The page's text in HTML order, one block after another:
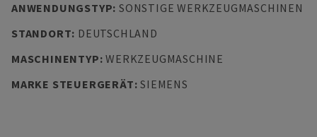
ANWENDUNGSTYP: SONSTIGE WERKZEUGMASCHINEN
STANDORT: DEUTSCHLAND
MASCHINENTYP:WERKZEUGMASCHINE
MARKE STEUERGERÄT:SIEMENS